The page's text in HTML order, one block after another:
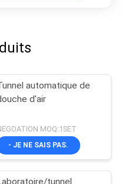
automatique de
d'air
MOQ:1SET
- JE NE SAIS PAS.
tunnel